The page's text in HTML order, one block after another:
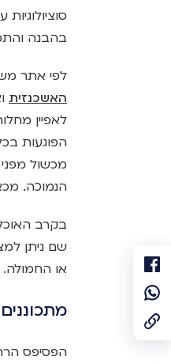
בהבנה
לפי אתר משרד
האשכנזית
לאפיין
הפוגעות
מכשול
הנמוכה.
בקרב
שם ניתן
או החמולה.
הפסיפס